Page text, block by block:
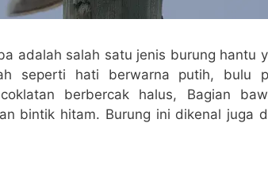
adalah salah satu jenis burung hantu
seperti hati berwarna putih, bulu
berbercak halus, Bagian
bintik hitam. Burung ini dikenal juga